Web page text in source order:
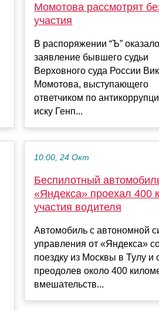
Момотова рассмотрят
участия
В распоряжении “Ъ”
заявление бывшего судьи
Верховного суда России
Момотова, выступающего
ответчиком по
иску Генп...
10:00, 24 Окт
Беспилотный
«Яндекса» проехал 400
участия водителя
Автомобиль с автономной
управления от «Яндекса»
поездку из Москвы в Тулу и
преодолев около 400
вмешательств...